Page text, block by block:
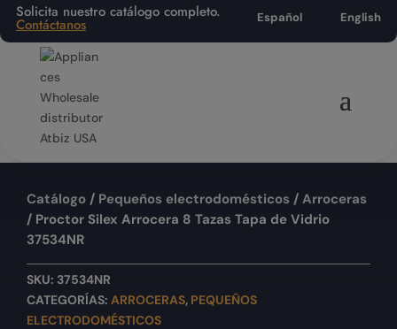
Solicita nuestro catálogo completo.
Contáctanos Español English
Catálogo / Pequeños electrodomésticos / Arroceras
/ Proctor Silex Arrocera 8 Tazas Tapa de Vidrio
37534NR
SKU: 37534NR
CATEGORÍAS: ARROCERAS, PEQUEÑOS
ELECTRODOMÉSTICOS